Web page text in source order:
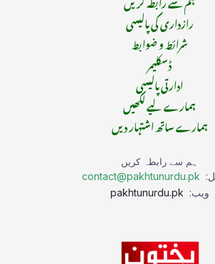
رازداری کی پالیسی
شرائط و ضوابط
ڈسکلیمر
ادارتی پالیسی
ہمارے لیے لکھیں
ہمارے ساتھ اشتہار دیں
ہم سے رابطہ کریں
contact@pakhtunurdu.pk
ویب: